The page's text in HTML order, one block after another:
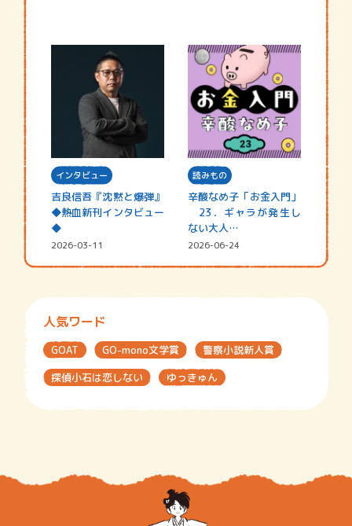
インタビュー
吉良信吾『沈黙と爆弾』
◆熱血新刊インタビュー
◆
2026-03-11
読みもの
辛酸なめ子「お金入門」
23．ギャラが発生し
ない大人…
2026-06-24
人気ワード
GOAT GO-mono文学賞
警察小説新人賞
探偵小石は恋しない
ゆっきゅん